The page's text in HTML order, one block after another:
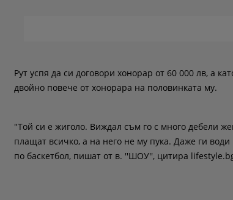
Рут успя да си договори хонорар от 60 000 лв, а
двойно повече от хонорара на половинката му.
"Той си е жиголо. Виждал съм го с много дебели
плащат всичко, а на него не му пука. Даже ги
по баскетбол, пишат от в. ''ШОУ'', цитира